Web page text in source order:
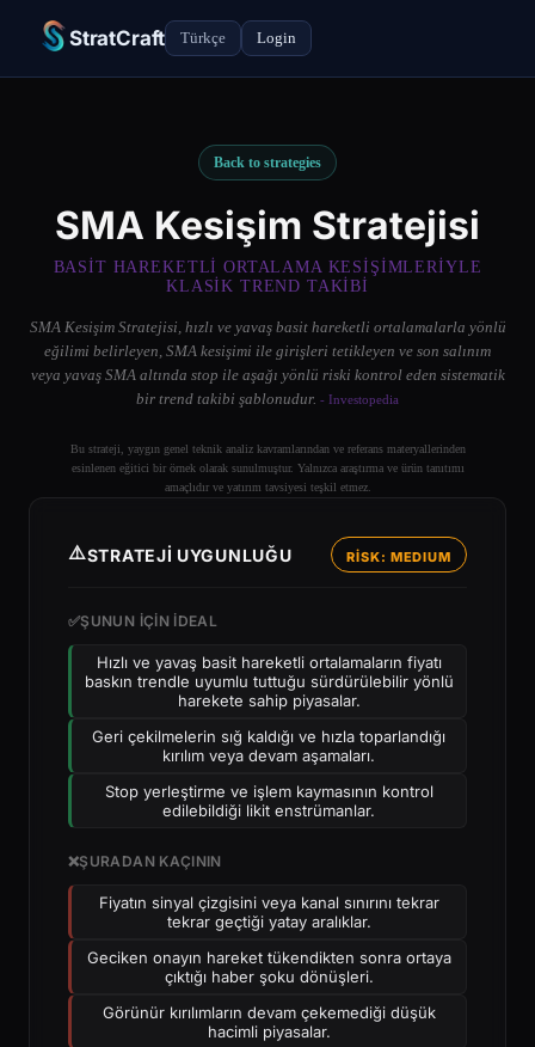
StratCraft Türkçe Login
Back to strategies
SMA Kesişim Stratejisi
BASIT HAREKETLI ORTALAMA KESIŞIMLERIYLE
KLASIK TREND TAKIBI
SMA Kesişim Stratejisi, hızlı ve yavaş basit hareketli ortalamalarla yönlü
eğilimi belirleyen, SMA kesişimi ile girişleri tetikleyen ve son salınım
veya yavaş SMA altında stop ile aşağı yönlü riski kontrol eden sistematik
bir trend takibi şablonudur. - Investopedia
Bu strateji, yaygın genel teknik analiz kavramlarından ve referans materyallerinden
esinlenen eğitici bir örnek olarak sunulmuştur. Yalnızca araştırma ve ürün tanıtımı
amaçlıdır ve yatırım tavsiyesi teşkil etmez.
⚠️STRATEJI UYGUNLUĞU RİSK: MEDIUM
✅ŞUNUN IÇIN IDEAL
Hızlı ve yavaş basit hareketli ortalamaların fiyatı
baskın trendle uyumlu tuttuğu sürdürülebilir yönlü
harekete sahip piyasalar.
Geri çekilmelerin sığ kaldığı ve hızla toparlandığı
kırılım veya devam aşamaları.
Stop yerleştirme ve işlem kaymasının kontrol
edilebildiği likit enstrümanlar.
❌ŞURADAN KAÇININ
Fiyatın sinyal çizgisini veya kanal sınırını tekrar
tekrar geçtiği yatay aralıklar.
Geciken onayın hareket tükendikten sonra ortaya
çıktığı haber şoku dönüşleri.
Görünür kırılımların devam çekemediği düşük
hacimli piyasalar.